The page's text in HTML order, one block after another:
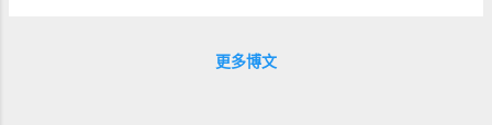
二、探子相信神存在吗？ 当然相信。 他们亲眼见过： 红海
更多博文